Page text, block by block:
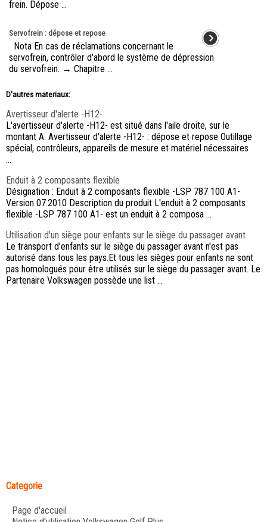
frein. Dépose ...
Servofrein : dépose et repose
Nota En cas de réclamations concernant le
servofrein, contrôler d'abord le système de dépression
du servofrein. → Chapitre ...
D'autres materiaux:
Avertisseur d'alerte -H12-
L'avertisseur d'alerte -H12- est situé dans l'aile droite, sur le
montant A. Avertisseur d'alerte -H12- : dépose et repose Outillage
spécial, contrôleurs, appareils de mesure et matériel nécessaires
...
Enduit à 2 composants flexible
Désignation : Enduit à 2 composants flexible -LSP 787 100 A1-
Version 07.2010 Description du produit L'enduit à 2 composants
flexible -LSP 787 100 A1- est un enduit à 2 composa ...
Utilisation d'un siège pour enfants sur le siège du passager avant
Le transport d'enfants sur le siège du passager avant n'est pas
autorisé dans tous les pays.Et tous les sièges pour enfants ne sont
pas homologués pour être utilisés sur le siège du passager avant. Le
Partenaire Volkswagen possède une list ...
Categorie
Page d'accueil